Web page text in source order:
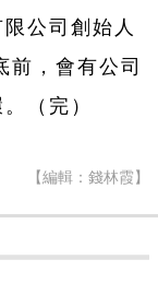
公司創始人
前，會有公司
（完）
【編輯：錢林霞】